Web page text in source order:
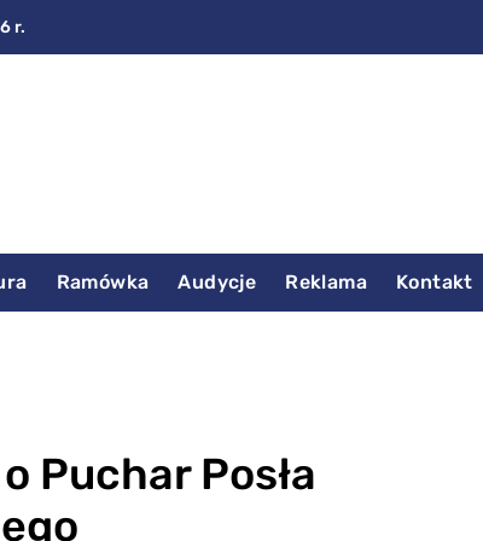
r.
Ramówka Audycje Reklama Kontakt
Puchar Posła